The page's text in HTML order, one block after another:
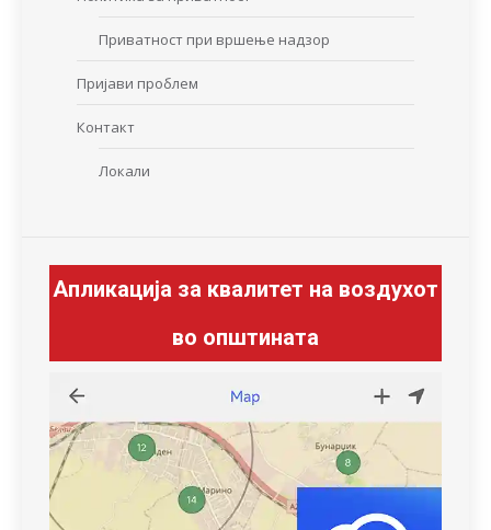
Приватност при вршење надзор
Пријави проблем
Контакт
Локали
Апликација за квалитет на воздухот
во општината